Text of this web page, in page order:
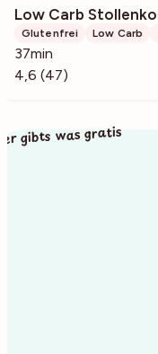
Low Carb
Glutenfrei Low Carb
37min
4,6 (47)
gibts was gratis